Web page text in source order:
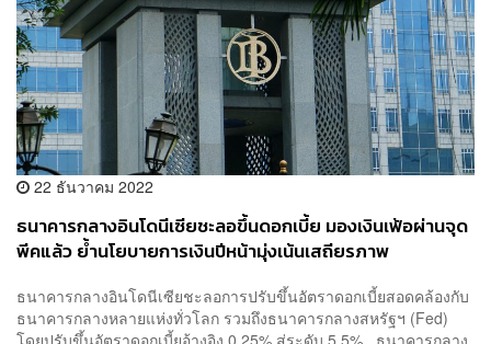
22 ธันวาคม 2022
ธนาคารกลางอินโดนีเซียชะลอขึ้นดอกเบี้ย มองเงินเฟ้อผ่านจุด
พีคแล้ว ย้ำนโยบายการเงินปีหน้ามุ่งเน้นเสถียรภาพ
ธนาคารกลางอินโดนีเซียชะลอการปรับขึ้นอัตราดอกเบี้ยสอดคล้องกับ
ธนาคารกลางหลายแห่งทั่วโลก รวมถึงธนาคารกลางสหรัฐฯ (Fed)